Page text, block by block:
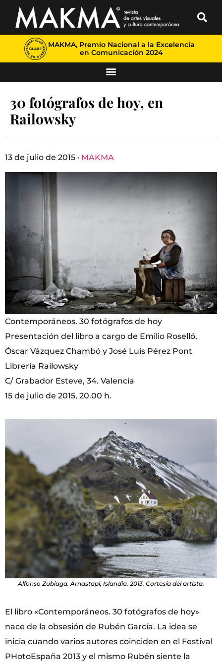
MAKMA, Premio Nacional a la Excelencia
en Comunicación 2024
30 fotógrafos de hoy, en
Railowsky
13 de julio de 2015 · MAKMA
Contemporáneos. 30 fotógrafos de hoy
Presentación del libro a cargo de Emilio Roselló,
Óscar Vázquez Chambó y José Luis Pérez Pont
Librería Railowsky
C/ Grabador Esteve, 34. Valencia
15 de julio de 2015, 20.00 h.
Alfonso Zubiaga. Arnastapi, Islandia. 2013. Cortesía del artista.
El libro «Contemporáneos. 30 fotógrafos de hoy»
nace de la obsesión de Rubén García. La idea se
inicia cuando varios autores coinciden en el Festival
PHotoEspaña 2013 y el mismo Rubén siente la